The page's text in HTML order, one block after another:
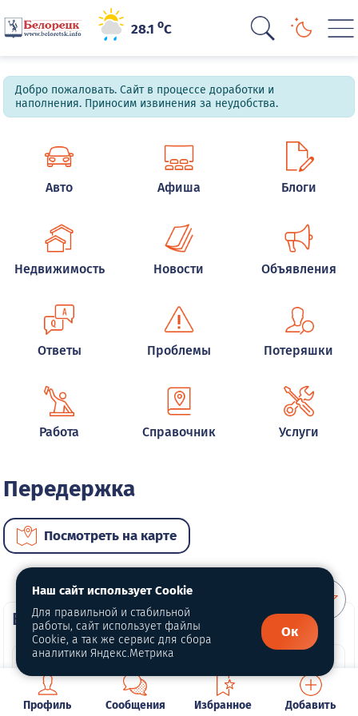
28.1oC
Добро пожаловать. Сайт в процессе доработки и
наполнения. Приносим извинения за неудобства.
Авто Афиша Блоги
Недвижимость Новости Объявления
Ответы Проблемы Потеряшки
Работа Справочник Услуги
Передержка
Посмотреть на карте
ВИП услуги
Профиль Сообщения Избранное Добавить
Наш сайт использует Cookie
Для правильной и стабильной
работы, сайт использует файлы
Cookie, а так же сервис для сбора
аналитики Яндекс.Метрика
Ок